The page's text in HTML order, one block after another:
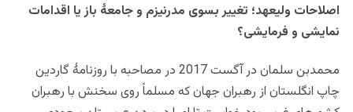
اصلاحات ولیعهد؛ تغییر بسوی مدرنیزم و جامعۀ باز یا اقدامات
نمایشی و فرمایشی؟
محمدبن سلمان در آگست 2017 در مصاحبه با روزنامۀ گاردین
چاپ انگلستان از رهبران جهان که مسلماً روی سخنش با رهبران